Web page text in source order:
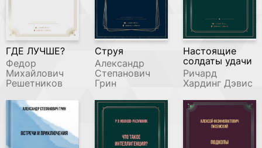
ГДЕ ЛУЧШЕ?
Федор
Михайлович
Решетников
Струя
Александр
Степанович
Грин
Настоящие
солдаты удачи
Ричард
Хардинг Дэвис